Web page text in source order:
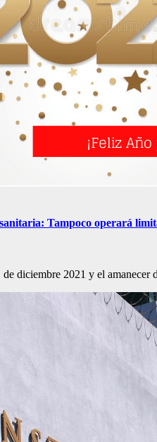
Tampoco operará
diciembre 2021 y el